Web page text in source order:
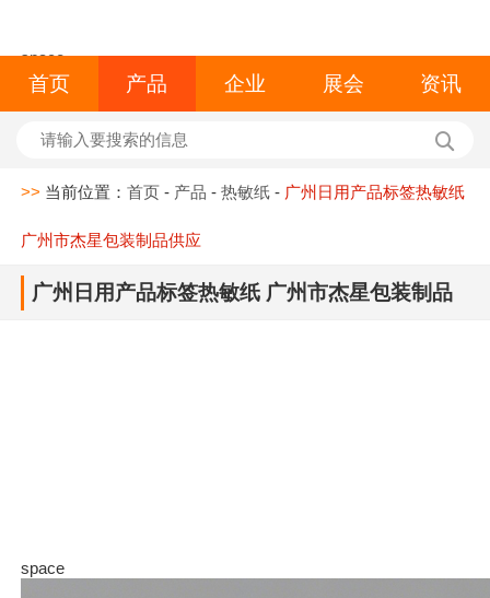
space
首页 产品 企业 展会 资讯
>> 当前位置：首页 - 产品 -热敏纸 - 广州日用产品标签热敏纸
广州市杰星包装制品供应
广州日用产品标签热敏纸 广州市杰星包装制品
space